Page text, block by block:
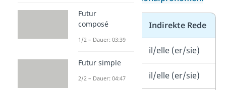
Direkte Rede Indirekte Rede
il/elle (er/sie)
tu (du) il/elle (er/sie)
Futur
composé
1/2 – Dauer: 03:39
Futur simple
2/2 – Dauer: 04:47